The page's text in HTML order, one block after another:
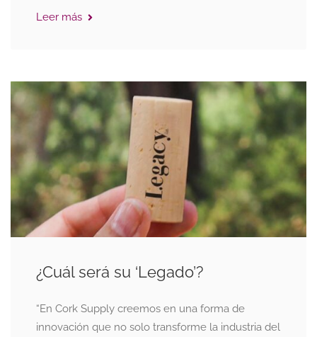
Leer más
¿Cuál será su ‘Legado’?
“En Cork Supply creemos en una forma de
innovación que no solo transforme la industria del